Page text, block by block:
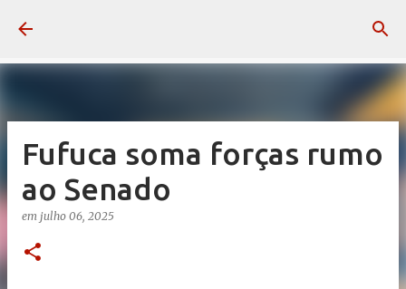
Fufuca soma forças rumo
ao Senado
em julho 06, 2025